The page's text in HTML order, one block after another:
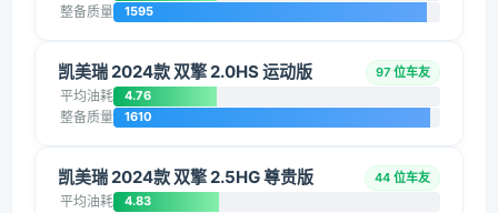
整备质量 1595
凯美瑞 2024款 双擎 2.0HS 运动版 97 位车友
平均油耗 4.76
整备质量 1610
凯美瑞 2024款 双擎 2.5HG 尊贵版 44 位车友
平均油耗 4.83